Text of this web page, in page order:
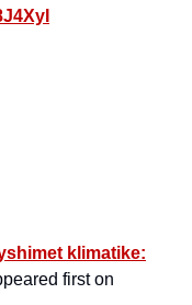
klimatike:
first on